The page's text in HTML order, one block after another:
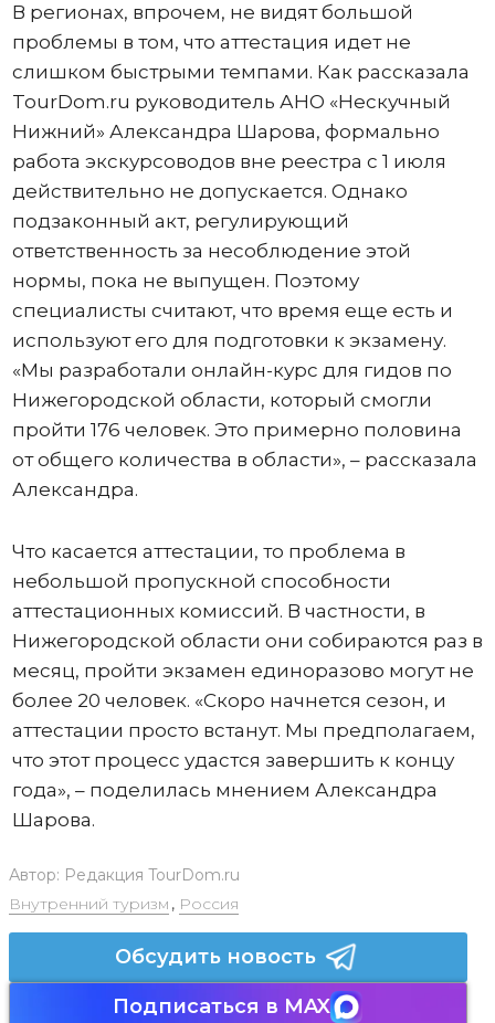
В регионах, впрочем, не видят большой
проблемы в том, что аттестация идет не
слишком быстрыми темпами. Как рассказала
TourDom.ru руководитель АНО «Нескучный
Нижний» Александра Шарова, формально
работа экскурсоводов вне реестра с 1 июля
действительно не допускается. Однако
подзаконный акт, регулирующий
ответственность за несоблюдение этой
нормы, пока не выпущен. Поэтому
специалисты считают, что время еще есть и
используют его для подготовки к экзамену.
«Мы разработали онлайн-курс для гидов по
Нижегородской области, который смогли
пройти 176 человек. Это примерно половина
от общего количества в области», – рассказала
Александра.
Что касается аттестации, то проблема в
небольшой пропускной способности
аттестационных комиссий. В частности, в
Нижегородской области они собираются раз в
месяц, пройти экзамен единоразово могут не
более 20 человек. «Скоро начнется сезон, и
аттестации просто встанут. Мы предполагаем,
что этот процесс удастся завершить к концу
года», – поделилась мнением Александра
Шарова.
Автор: Редакция TourDom.ru
Внутренний туризм , Россия
Обсудить новость
Подписаться в MAX